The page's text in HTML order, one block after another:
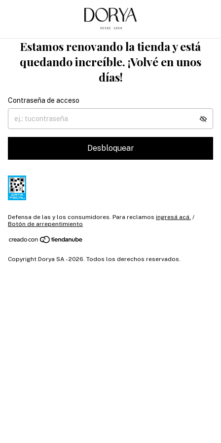
Estamos renovando la tienda y está
quedando increíble. ¡Volvé en unos
días!
Contraseña de acceso
Desbloquear
Defensa de las y los consumidores. Para reclamos ingresá acá. /
Botón de arrepentimiento
Copyright Dorya SA - 2026. Todos los derechos reservados.